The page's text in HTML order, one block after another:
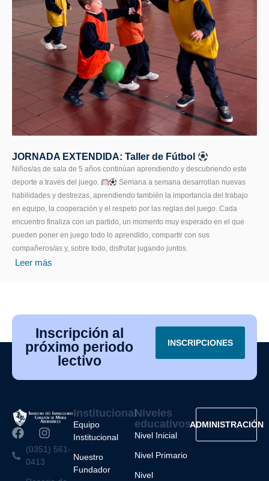
JORNADA EXTENDIDA: Taller de Fútbol
Niños/as de sala de 5 años continúan aprendiendo y descubriendo este
deporte a través del juego.
Semana a semana desarrollan nuevas
habilidades y destrezas, aprendiendo también la importancia del trabajo
en equipo, la cooperación y el respeto por las reglas del juego. Cada
encuentro finaliza con un partido, un momento muy esperado en el que
pueden poner en juego todo lo aprendido, compartir con sus
compañeros/as y, sobre todo, disfrutar jugando juntos.
Leer más
Inscripción al
próximo periodo
lectivo
INSCRIPCIONES
(0351) 561-
0413
Institucional
Equipo
Institucional
Nuestro
Fundador
Niveles
educativos
Nivel Inicial
Nivel Primario
Nivel
ADMINISTRACIÓN